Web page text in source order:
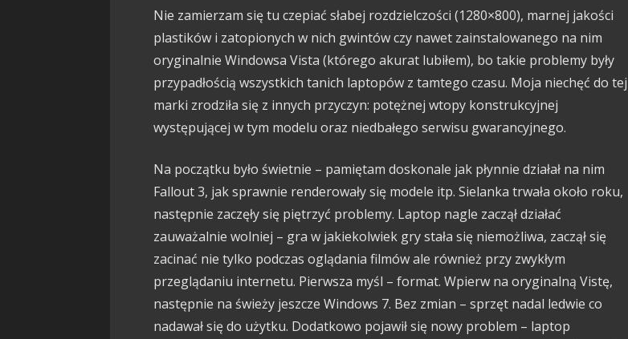
Nie zamierzam się tu czepiać słabej rozdzielczości (1280×800), marnej jakości
plastików i zatopionych w nich gwintów czy nawet zainstalowanego na nim
oryginalnie Windowsa Vista (którego akurat lubiłem), bo takie problemy były
przypadłością wszystkich tanich laptopów z tamtego czasu. Moja niechęć do tej
marki zrodziła się z innych przyczyn: potężnej wtopy konstrukcyjnej
występującej w tym modelu oraz niedbałego serwisu gwarancyjnego.
Na początku było świetnie – pamiętam doskonale jak płynnie działał na nim
Fallout 3, jak sprawnie renderowały się modele itp. Sielanka trwała około roku,
następnie zaczęły się piętrzyć problemy. Laptop nagle zaczął działać
zauważalnie wolniej – gra w jakiekolwiek gry stała się niemożliwa, zaczął się
zacinać nie tylko podczas oglądania filmów ale również przy zwykłym
przeglądaniu internetu. Pierwsza myśl – format. Wpierw na oryginalną Vistę,
następnie na świeży jeszcze Windows 7. Bez zmian – sprzęt nadal ledwie co
nadawał się do użytku. Dodatkowo pojawił się nowy problem – laptop